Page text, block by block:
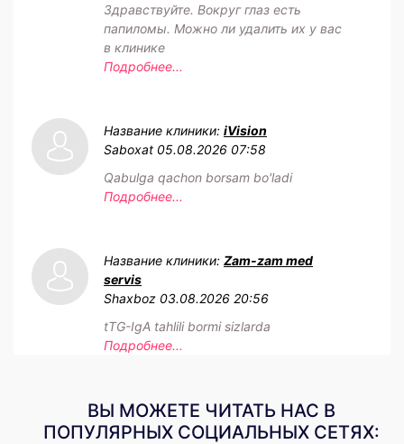
Здравствуйте. Вокруг глаз есть
папиломы. Можно ли удалить их у вас
в клинике
Подробнее...
Название клиники: iVision
Saboxat 05.08.2026 07:58
Qabulga qachon borsam bo'ladi
Подробнее...
Название клиники: Zam-zam med
servis
Shaxboz 03.08.2026 20:56
tTG-IgA tahlili bormi sizlarda
Подробнее...
ВЫ МОЖЕТЕ ЧИТАТЬ НАС В
ПОПУЛЯРНЫХ СОЦИАЛЬНЫХ СЕТЯХ: